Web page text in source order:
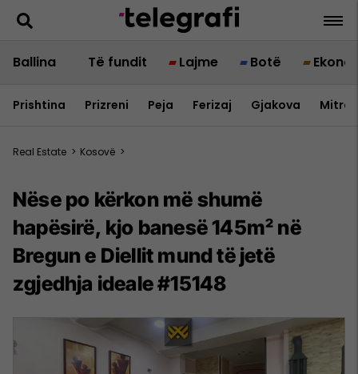
Ballina Të fundit Lajme Botë
Prishtina Prizreni Peja Ferizaj Gjakova
Real Estate > Kosovë >
Nëse po kërkon më shumë
hapësirë, kjo banesë 145m² në
Bregun e Diellit mund të jetë
zgjedhja ideale #15148